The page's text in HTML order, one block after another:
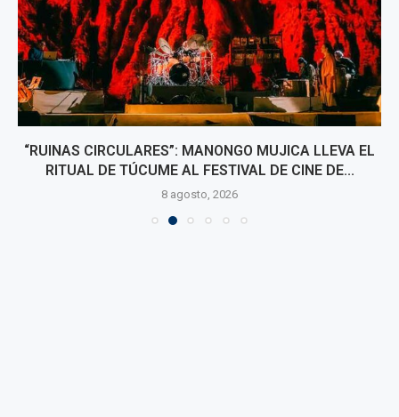
“RUINAS CIRCULARES”: MANONGO MUJICA LLEVA EL
RITUAL DE TÚCUME AL FESTIVAL DE CINE DE...
8 agosto, 2026